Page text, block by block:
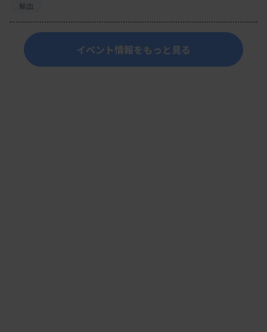
輸血
イベント情報をもっと見る